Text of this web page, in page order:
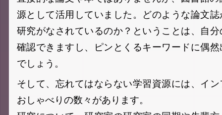
源として活用していました。どのような論文
研究がなされているのか？ということは、自
確認できますし、ピンとくるキーワードに偶
でしょう。
そして、忘れてはならない学習資源には、イ
おしゃべりの数々があります。